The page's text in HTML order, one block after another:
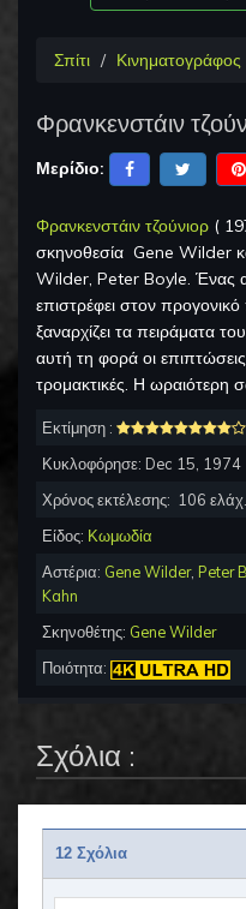
Σπίτι Κινηματογράφος
Φρανκενστάιν
Μερίδιο:
Φρανκενστάιν τζούνιορ (
σκηνοθεσία Gene Wilder
Wilder, Peter Boyle. Ένας
επιστρέφει στον
ξαναρχίζει τα πειράματα
αυτή τη φορά οι
τρομακτικές. Η ωραιότερη
Εκτίμηση :
Κυκλοφόρησε: Dec 15, 1974
Χρόνος εκτέλεσης: 106 ελάχ.
Είδος: Κωμωδία
Αστέρια: Gene Wilder, Peter
Kahn
Σκηνοθέτης: Gene Wilder
Ποιότητα:
Σχόλια :
12 Σχόλια